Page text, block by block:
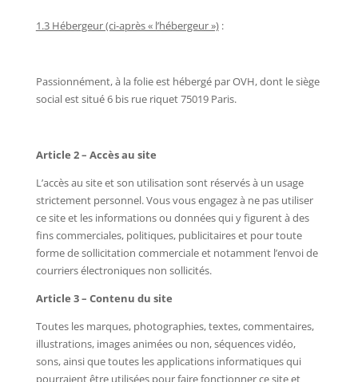
1.3 Hébergeur (ci-après « l’hébergeur »):
Passionnément, à la folie est hébergé par OVH, dont le siège
social est situé 6 bis rue riquet 75019 Paris.
Article 2 – Accès au site
L’accès au site et son utilisation sont réservés à un usage
strictement personnel. Vous vous engagez à ne pas utiliser
ce site et les informations ou données qui y figurent à des
fins commerciales, politiques, publicitaires et pour toute
forme de sollicitation commerciale et notamment l’envoi de
courriers électroniques non sollicités.
Article 3 – Contenu du site
Toutes les marques, photographies, textes, commentaires,
illustrations, images animées ou non, séquences vidéo,
sons, ainsi que toutes les applications informatiques qui
pourraient être utilisées pour faire fonctionner ce site et